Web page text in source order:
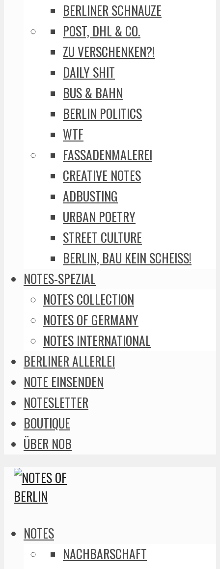
BERLINER SCHNAUZE
POST, DHL & CO.
ZU VERSCHENKEN?!
DAILY SHIT
BUS & BAHN
BERLIN POLITICS
WTF
FASSADENMALEREI
CREATIVE NOTES
ADBUSTING
URBAN POETRY
STREET CULTURE
BERLIN, BAU KEIN SCHEISS!
NOTES-SPEZIAL
NOTES COLLECTION
NOTES OF GERMANY
NOTES INTERNATIONAL
BERLINER ALLERLEI
NOTE EINSENDEN
NOTESLETTER
BOUTIQUE
ÜBER NOB
NOTES
NACHBARSCHAFT